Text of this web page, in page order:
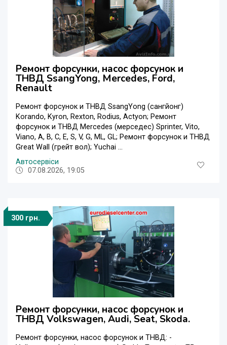
Ремонт форсунки, насос форсунок и
ТНВД SsangYong, Mercedes, Ford,
Renault
Ремонт форсунок и ТНВД SsangYong (сангйонг)
Korando, Kyron, Rexton, Rodius, Actyon; Ремонт
форсунок и ТНВД Mercedes (мерседес) Sprinter, Vito,
Viano, A, B, C, E, S, V, G, ML, GL; Ремонт форсунок и ТНВД
Great Wall (грейт вол); Yuchai ...
Автосервіси
07.08.2026, 19:05
300 грн.
Ремонт форсунки, насос форсунок и
ТНВД Volkswagen, Audi, Seat, Skoda.
Ремонт форсунки, насос форсунок и ТНВД: -